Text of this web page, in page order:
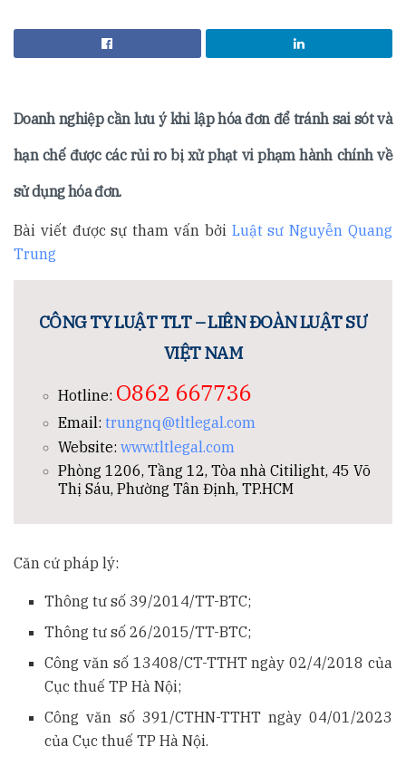
Doanh nghiệp cần lưu ý khi lập hóa đơn để tránh sai sót và
hạn chế được các rủi ro bị xử phạt vi phạm hành chính về
sử dụng hóa đơn.
Bài viết được sự tham vấn bởi Luật sư Nguyễn Quang
Trung
CÔNG TY LUẬT TLT – LIÊN ĐOÀN LUẬT SƯ
VIỆT NAM
Hotline: O862 667736
Email: trungnq@tltlegal.com
Website:www.tltlegal.com
Phòng 1206, Tầng 12, Tòa nhà Citilight, 45 Võ
Thị Sáu, Phường Tân Định, TP.HCM
Căn cứ pháp lý:
Thông tư số 39/2014/TT-BTC;
Thông tư số 26/2015/TT-BTC;
Công văn số 13408/CT-TTHT ngày 02/4/2018 của
Cục thuế TP Hà Nội;
Công văn số 391/CTHN-TTHT ngày 04/01/2023
của Cục thuế TP Hà Nội.